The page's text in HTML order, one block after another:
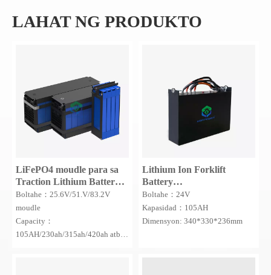
LAHAT NG PRODUKTO
LiFePO4 moudle para sa
Traction Lithium Battery
Forklift Battery/Traction
Battery/Deep Cycle
Forklift Battery/Truck
Battery
Boltahe：25.6V/51.V/83.2V
moudle
Capacity：
105AH/230ah/315ah/420ah atbp.
Lithium Ion Forklift
Battery
24V100AH/200AH/300AH/
para sa E-Truck Battery/E-
Traction Battery
Boltahe：24V
Kapasidad：105AH
Dimensyon: 340*330*236mm